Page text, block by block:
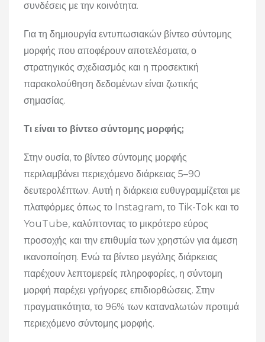
συνδέσεις με την κοινότητα.
Για τη δημιουργία εντυπωσιακών βίντεο σύντομης
μορφής που αποφέρουν αποτελέσματα, ο
στρατηγικός σχεδιασμός και η προσεκτική
παρακολούθηση δεδομένων είναι ζωτικής
σημασίας.
Τι είναι το βίντεο σύντομης μορφής;
Στην ουσία, το βίντεο σύντομης μορφής
περιλαμβάνει περιεχόμενο διάρκειας 5–90
δευτερολέπτων. Αυτή η διάρκεια ευθυγραμμίζεται με
πλατφόρμες όπως το Instagram, το Tik-Tok και το
YouTube, καλύπτοντας το μικρότερο εύρος
προσοχής και την επιθυμία των χρηστών για άμεση
ικανοποίηση. Ενώ τα βίντεο μεγάλης διάρκειας
παρέχουν λεπτομερείς πληροφορίες, η σύντομη
μορφή παρέχει γρήγορες επιδιορθώσεις. Στην
πραγματικότητα, το 96% των καταναλωτών προτιμά
περιεχόμενο σύντομης μορφής.